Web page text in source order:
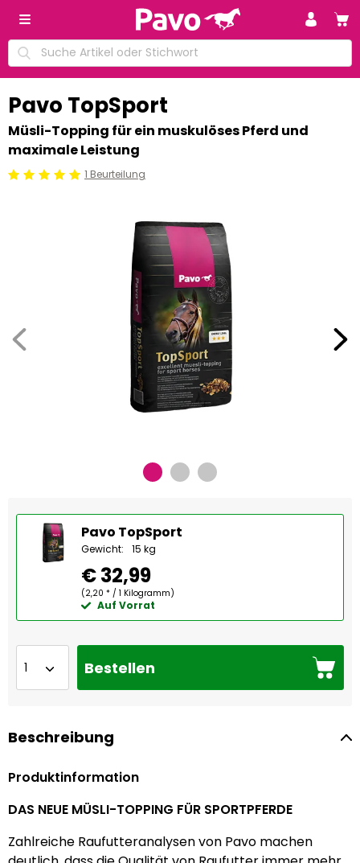
Pavo TopSport
Müsli-Topping für ein muskulöses Pferd und
maximale Leistung
Beoordeling: 5/5 1 Beurteilung
Pavo TopSport
Gewicht: 15 kg
€ 32,99
(2,20 * / 1 Kilogramm)
Auf Vorrat
Bestellen
Beschreibung
Produktinformation
DAS NEUE MÜSLI-TOPPING FÜR SPORTPFERDE
Zahlreiche Raufutteranalysen von Pavo machen